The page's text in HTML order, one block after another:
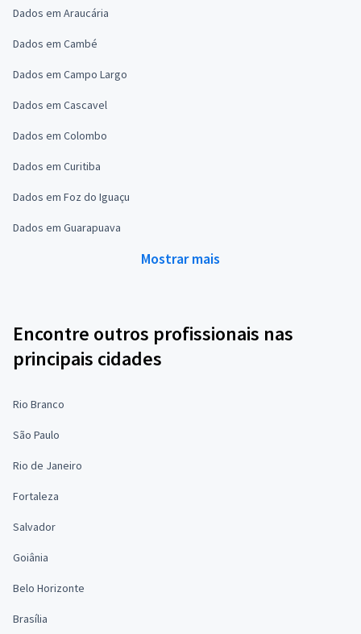
Dados em Araucária
Dados em Cambé
Dados em Campo Largo
Dados em Cascavel
Dados em Colombo
Dados em Curitiba
Dados em Foz do Iguaçu
Dados em Guarapuava
Mostrar mais
Encontre outros profissionais nas
principais cidades
Rio Branco
São Paulo
Rio de Janeiro
Fortaleza
Salvador
Goiânia
Belo Horizonte
Brasília